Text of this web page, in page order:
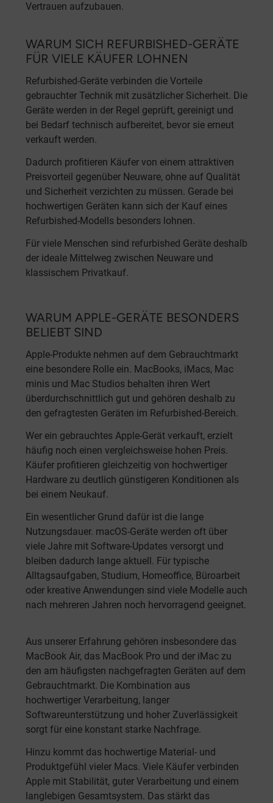
Vertrauen aufzubauen.
WARUM SICH REFURBISHED-GERÄTE
FÜR VIELE KÄUFER LOHNEN
Refurbished-Geräte verbinden die Vorteile
gebrauchter Technik mit zusätzlicher Sicherheit. Die
Geräte werden in der Regel geprüft, gereinigt und
bei Bedarf technisch aufbereitet, bevor sie erneut
verkauft werden.
Dadurch profitieren Käufer von einem attraktiven
Preisvorteil gegenüber Neuware, ohne auf Qualität
und Sicherheit verzichten zu müssen. Gerade bei
hochwertigen Geräten kann sich der Kauf eines
Refurbished-Modells besonders lohnen.
Für viele Menschen sind refurbished Geräte deshalb
der ideale Mittelweg zwischen Neuware und
klassischem Privatkauf.
WARUM APPLE-GERÄTE BESONDERS
BELIEBT SIND
Apple-Produkte nehmen auf dem Gebrauchtmarkt
eine besondere Rolle ein. MacBooks, iMacs, Mac
minis und Mac Studios behalten ihren Wert
überdurchschnittlich gut und gehören deshalb zu
den gefragtesten Geräten im Refurbished-Bereich.
Wer ein gebrauchtes Apple-Gerät verkauft, erzielt
häufig noch einen vergleichsweise hohen Preis.
Käufer profitieren gleichzeitig von hochwertiger
Hardware zu deutlich günstigeren Konditionen als
bei einem Neukauf.
Ein wesentlicher Grund dafür ist die lange
Nutzungsdauer. macOS-Geräte werden oft über
viele Jahre mit Software-Updates versorgt und
bleiben dadurch lange aktuell. Für typische
Alltagsaufgaben, Studium, Homeoffice, Büroarbeit
oder kreative Anwendungen sind viele Modelle auch
nach mehreren Jahren noch hervorragend geeignet.
Aus unserer Erfahrung gehören insbesondere das
MacBook Air, das MacBook Pro und der iMac zu
den am häufigsten nachgefragten Geräten auf dem
Gebrauchtmarkt. Die Kombination aus
hochwertiger Verarbeitung, langer
Softwareunterstützung und hoher Zuverlässigkeit
sorgt für eine konstant starke Nachfrage.
Hinzu kommt das hochwertige Material- und
Produktgefühl vieler Macs. Viele Käufer verbinden
Apple mit Stabilität, guter Verarbeitung und einem
langlebigen Gesamtsystem. Das stärkt das